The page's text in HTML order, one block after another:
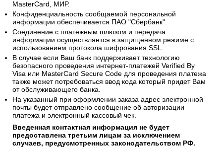
MasterCard, МИР.
Конфиденциальность сообщаемой персональной
информации обеспечивается ПАО "Сбербанк".
Соединение с платежным шлюзом и передача
информации осуществляется в защищенном режиме с
использованием протокола шифрования SSL.
В случае если Ваш банк поддерживает технологию
безопасного проведения интернет-платежей Verified By
Visa или MasterCard Secure Code для проведения платежа
также может потребоваться ввод кода который придет Вам
от обслуживающего банка.
На указанный при оформлении заказа адрес электронной
почты будет отправлено сообщение об авторизации
платежа и электронный кассовый чек.
Введенная контактная информация не будет
предоставлена третьим лицам за исключением
случаев, предусмотренных законодательством РФ.